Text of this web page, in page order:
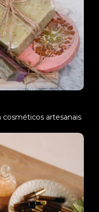
cosméticos artesanais